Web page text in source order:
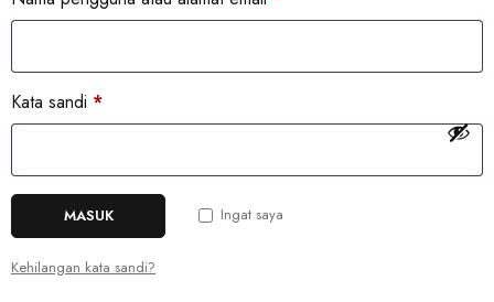
Kata sandi *
Ingat saya
MASUK
Kehilangan kata sandi?